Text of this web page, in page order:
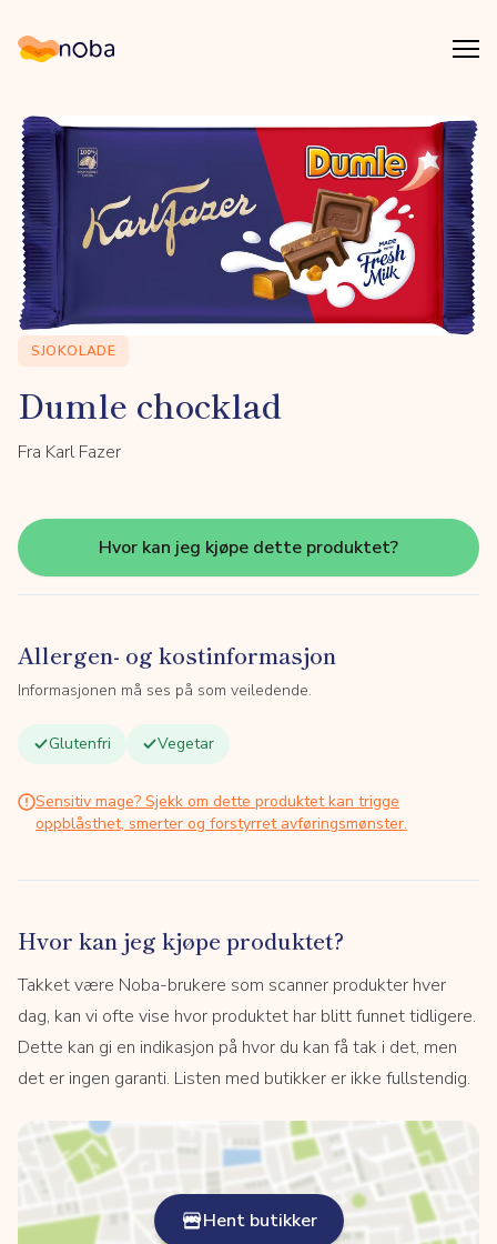
Noba
SJOKOLADE
Dumle chocklad
Fra Karl Fazer
Hvor kan jeg kjøpe dette produktet?
Allergen- og kostinformasjon
Informasjonen må ses på som veiledende.
Glutenfri Vegetar
Sensitiv mage? Sjekk om dette produktet kan trigge
oppblåsthet, smerter og forstyrret avføringsmønster.
Hvor kan jeg kjøpe produktet?
Takket være Noba-brukere som scanner produkter hver
dag, kan vi ofte vise hvor produktet har blitt funnet tidligere.
Dette kan gi en indikasjon på hvor du kan få tak i det, men
det er ingen garanti. Listen med butikker er ikke fullstendig.
Hent butikker